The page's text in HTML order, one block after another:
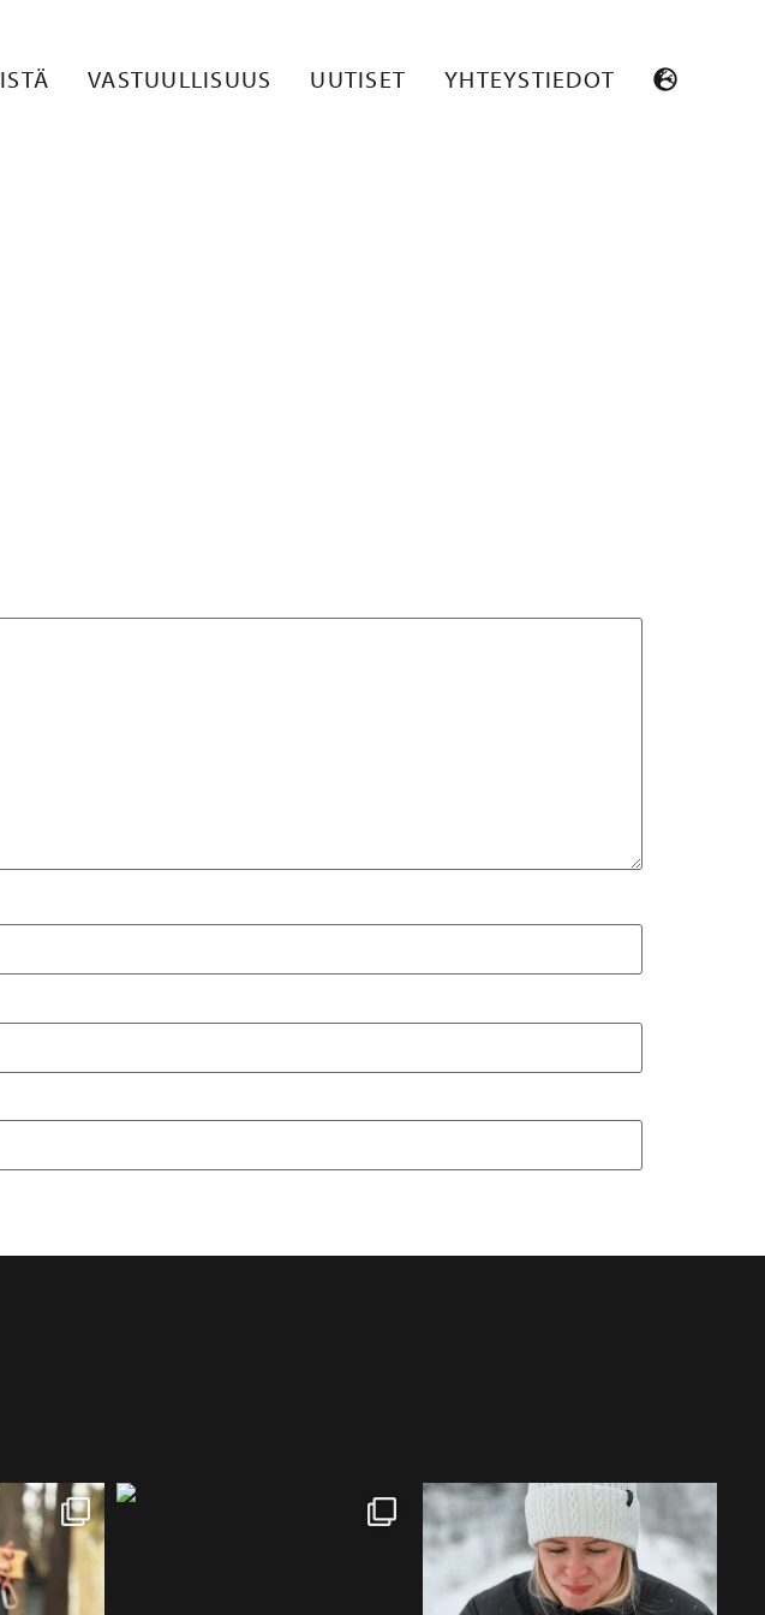
VASTUULLISUUS UUTISET YHTEYSTIEDOT